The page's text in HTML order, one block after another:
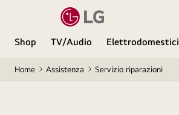
Shop TV/Audio Elettrodomestici
Home Assistenza Servizio riparazioni